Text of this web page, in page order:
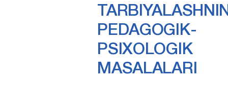
PEDAGOGIK-
PSIXOLOGIK
MASALALARI